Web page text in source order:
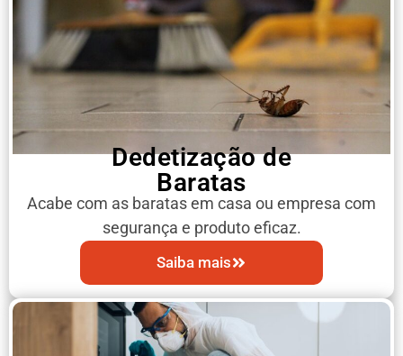
Dedetização de
Baratas
Acabe com as baratas em casa ou empresa com
segurança e produto eficaz.
Saiba mais